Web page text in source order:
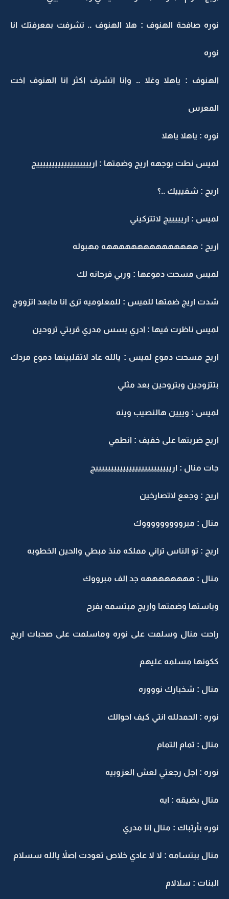
نوره صافحة الهنوف : هلا الهنوف .. تشرفت بمعرفتك انا
نوره
الهنوف : ياهلا وغلا .. وانا اتشرف اكثر انا الهنوف اخت
المعرس
نوره : ياهلا ياهلا
لميس نطت بوجهه اريج وضمتها : ارييييييييييييييييييج
اريج : شفيييك ..؟
لميس : اريييييج لاتتركيني
اريج : هههههههههههههههه مهبوله
لميس مسحت دموعها : وربي فرحانه لك
شدت اريج ضمتها للميس : للمعلوميه ترى انا مابعد اتزووج
لميس ناظرت فيها : ادري بسس مدري قربتي تروحين
اريج مسحت دموع لميس : يالله عاد لاتقلبينها دموع مردك
بتتزوجين وبتروحين بعد مثلي
لميس : وييين هالنصيب وينه
اريج ضربتها على خفيف : انطمي
جات منال : اريييييييييييييييييييييييييج
اريج : وجعع لاتصارخين
منال : مبروووووووووك
اريج : تو الناس تراني مملكه منذ مبطي والحين الخطوبه
منال : ههههههههه جد الف مبرووك
وباستها وضمتها واريج مبتسمه بفرح
راحت منال وسلمت على نوره وماسلمت على صحبات اريج
ككونها مسلمه عليهم
منال : شخبارك نوووره
نوره : الحمدلله انتي كيف احوالك
منال : تمام التمام
نوره : اجل رجعتي لعش العزوبيه
منال بضيقه : ايه
نوره بأرتباك : منال انا مدري
منال ببتسامه : لا لا عادي خلاص تعودت اصلاً يالله سسلام
البنات : سلالام